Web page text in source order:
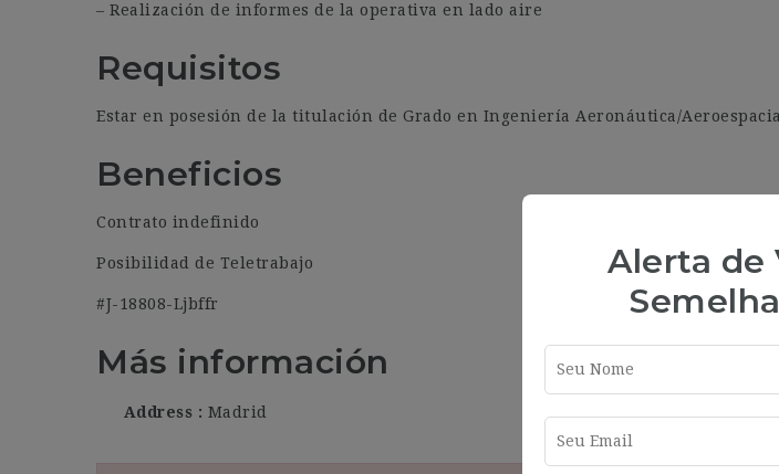
– Realización de informes de la operativa en lado aire
Requisitos
Estar en posesión de la titulación de Grado en Ingeniería Aeronáutica/
Beneficios
Contrato indefinido
Posibilidad de Teletrabajo
#J-18808-Ljbffr
Más información
Address Madrid
Alerta de